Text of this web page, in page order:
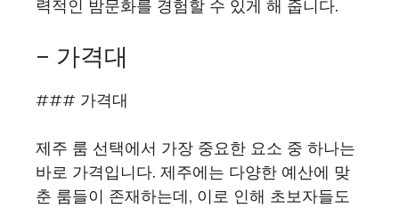
력적인 밤문화를 경험할 수 있게 해 줍니다.
– 가격대
### 가격대
제주 룸 선택에서 가장 중요한 요소 중 하나는
바로 가격입니다. 제주에는 다양한 예산에 맞
춘 룸들이 존재하는데, 이로 인해 초보자들도